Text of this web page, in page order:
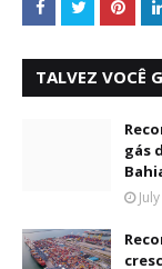
TALVEZ VOCÊ
gás